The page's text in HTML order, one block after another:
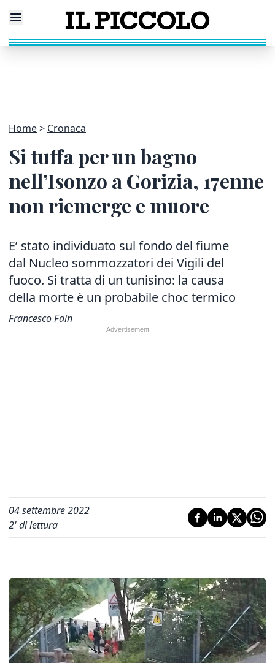
Home Cronaca
Si tuffa per un bagno
nell’Isonzo a Gorizia, 17enne
non riemerge e muore
E’ stato individuato sul fondo del fiume
dal Nucleo sommozzatori dei Vigili del
fuoco. Si tratta di un tunisino: la causa
della morte è un probabile choc termico
Francesco Fain
04 settembre 2022
2' di lettura